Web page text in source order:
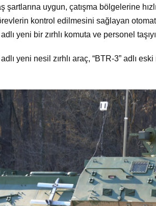
şartlarına uygun, çatışma bölgelerine
kontrol edilmesini sağlayan
yeni bir zırhlı komuta ve personel
yeni nesil zırhlı araç, “BTR-3” adlı